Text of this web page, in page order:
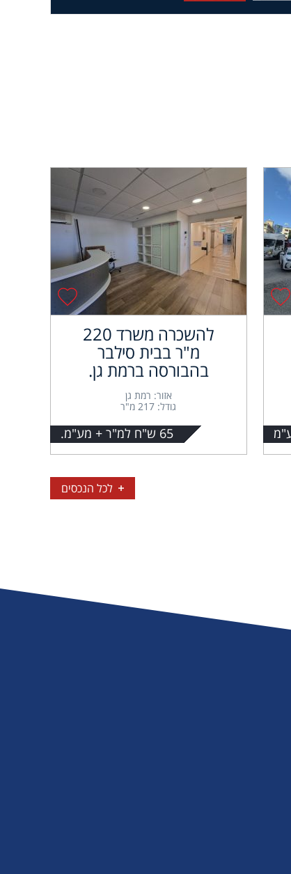
להשכרה משרד 220
מ"ר בבית סילבר
בהבורסה ברמת גן.
אזור: רמת גן
גודל: 217 מ"ר
65 ש"ח למ"ר + מע"מ.
לכל הנכסים